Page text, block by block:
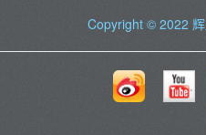
Copyright © 2022